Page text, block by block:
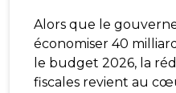
Alors que le
économiser 40
le budget 2026, la
fiscales revient au